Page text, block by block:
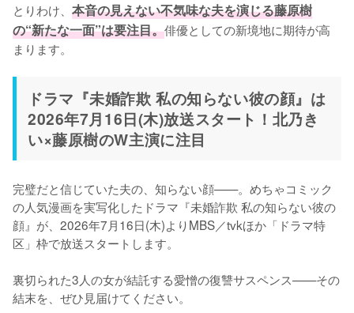
とりわけ、 本音の見えない不気味な夫を演じる藤原樹
の“新たな一面”は要注目。俳優としての新境地に期待が高
まります。
ドラマ『未婚詐欺 私の知らない彼の顔』は
2026年7月16日(木)放送スタート！北乃き
い×藤原樹のW主演に注目
完璧だと信じていた夫の、知らない顔——。めちゃコミック
の人気漫画を実写化したドラマ『未婚詐欺 私の知らない彼の
顔』が、2026年7月16日(木)よりMBS／tvkほか「ドラマ特
区」枠で放送スタートします。
裏切られた3人の女が結託する愛憎の復讐サスペンス——その
結末を、ぜひ見届けてください。